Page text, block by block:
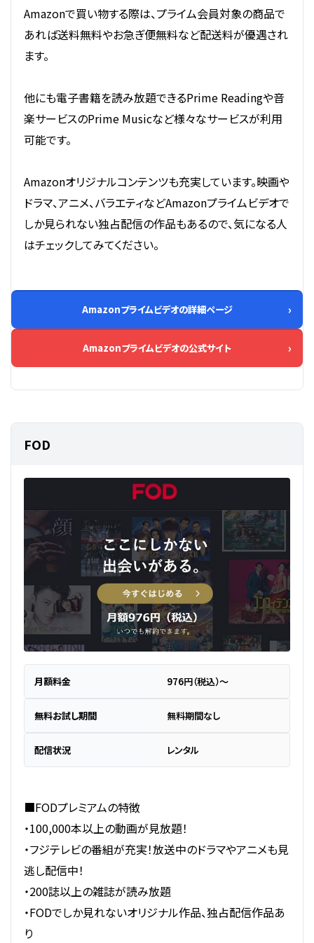
Amazonで買い物する際は、プライム会員対象の商品で
あれば送料無料やお急ぎ便無料など配送料が優遇され
ます。
他にも電子書籍を読み放題できるPrime Readingや音
楽サービスのPrime Musicなど様々なサービスが利用
可能です。
Amazonオリジナルコンテンツも充実しています。映画や
ドラマ、アニメ、バラエティなどAmazonプライムビデオで
しか見られない独占配信の作品もあるので、気になる人
はチェックしてみてください。
Amazonプライムビデオの詳細ページ
Amazonプライムビデオの公式サイト
FOD
月額料金 976円（税込）～
無料お試し期間 無料期間なし
配信状況 レンタル
■FODプレミアムの特徴
・100,000本以上の動画が見放題！
・フジテレビの番組が充実！放送中のドラマやアニメも見
逃し配信中！
・200誌以上の雑誌が読み放題
・FODでしか見れないオリジナル作品、独占配信作品あ
り